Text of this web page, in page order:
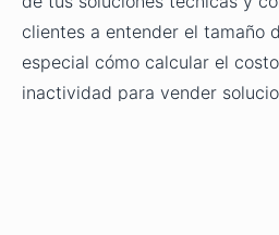
clientes a entender el tamaño
especial cómo calcular el
inactividad para vender